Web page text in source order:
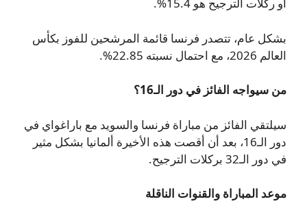
بشكل عام، تتصدر فرنسا قائمة المرشحين للفوز بكأس
العالم 2026، مع احتمال نسبته 22.85%.
من سيواجه الفائز في دور الـ16؟
سيلتقي الفائز من مباراة فرنسا والسويد مع باراغواي في
دور الـ16، بعد أن أقصت هذه الأخيرة ألمانيا بشكل مثير
في دور الـ32 بركلات الترجيح.
موعد المباراة والقنوات الناقلة